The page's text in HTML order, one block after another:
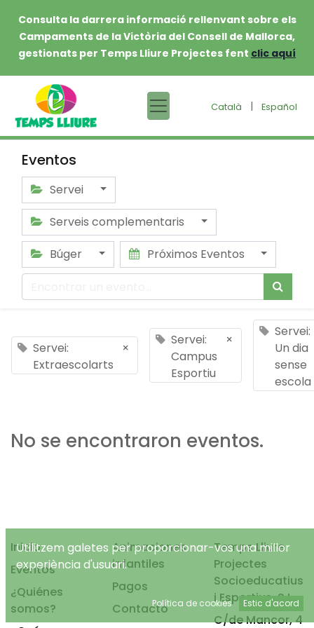
Consulta la darrera informació rellenvant sobre els
Campaments de la Victòria del Consell de Mallorca,
gestionats per Temps Lliure Projectes fent clic aquí
Català | Español
Eventos
Servei
Serveis complementaris
Búger
Próximos Eventos
Servei:
Extraescolarts
×
Servei:
Campus
Esportiu
×
Servei:
Un dia
sense
escola
No se encontraron eventos.
Inicio
Eventos
¿Quiénes
somos?
Animaciones
infantiles
Pagos
Contacto
Temps Lliure
Projectes
Socioeducatius
i Esportius, S.L.
C/de Mancor, 4
Utilitzem galetes per proporcionar-vos una millor
experiència d'usuari.
Política de cookies Estic d'acord